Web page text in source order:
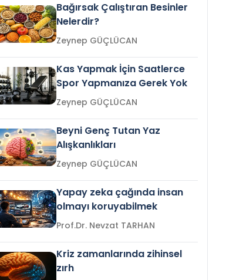
Bağırsak Çalıştıran Besinler
Nelerdir?
Zeynep GÜÇLÜCAN
Kas Yapmak İçin Saatlerce
Spor Yapmanıza Gerek Yok
Zeynep GÜÇLÜCAN
Beyni Genç Tutan Yaz
Alışkanlıkları
Zeynep GÜÇLÜCAN
Yapay zeka çağında insan
olmayı koruyabilmek
Prof.Dr. Nevzat TARHAN
Kriz zamanlarında zihinsel
zırh